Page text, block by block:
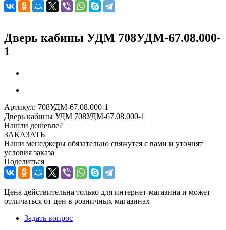
Дверь кабины УДМ 708УДМ-67.08.000-
1
Артикул: 708УДМ-67.08.000-1
Дверь кабины УДМ 708УДМ-67.08.000-1
Нашли дешевле?
ЗАКАЗАТЬ
Наши менеджеры обязательно свяжутся с вами и уточнят
условия заказа
Поделиться
Цена действительна только для интернет-магазина и может
отличаться от цен в розничных магазинах
Задать вопрос